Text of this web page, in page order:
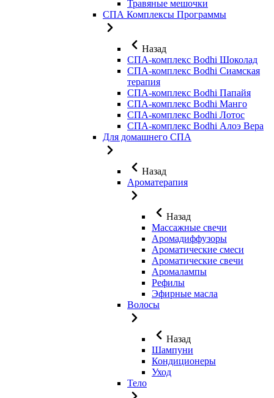
Травяные мешочки
СПА Комплексы Программы
Назад
СПА-комплекс Bodhi Шоколад
СПА-комплекс Bodhi Сиамская
терапия
СПА-комплекс Bodhi Папайя
СПА-комплекс Bodhi Манго
СПА-комплекс Bodhi Лотос
СПА-комплекс Bodhi Алоэ Вера
Для домашнего СПА
Назад
Ароматерапия
Назад
Массажные свечи
Аромадиффузоры
Ароматические смеси
Ароматические свечи
Аромалампы
Рефилы
Эфирные масла
Волосы
Назад
Шампуни
Кондиционеры
Уход
Тело